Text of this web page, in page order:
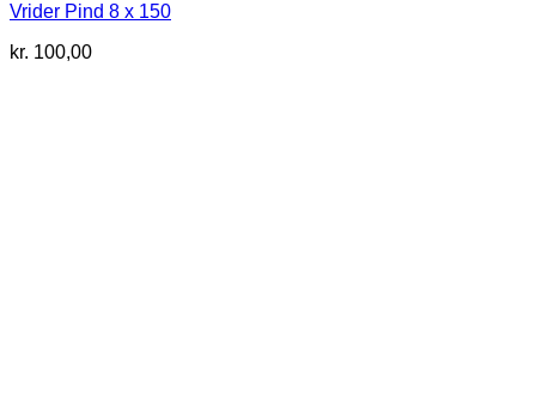
Vrider Pind 8 x 150
kr. 100,00